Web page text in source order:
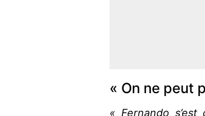
« On ne peut
« Fernando